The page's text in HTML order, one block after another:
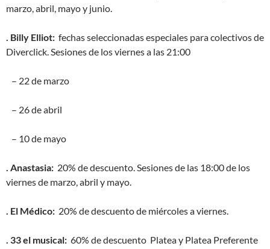
marzo, abril, mayo y junio.
. Billy Elliot: fechas seleccionadas especiales para colectivos de
Diverclick. Sesiones de los viernes a las 21:00
– 22 de marzo
– 26 de abril
– 10 de mayo
. Anastasia: 20% de descuento. Sesiones de las 18:00 de los
viernes de marzo, abril y mayo.
. El Médico: 20% de descuento de miércoles a viernes.
. 33 el musical: 60% de descuento Platea y Platea Preferente